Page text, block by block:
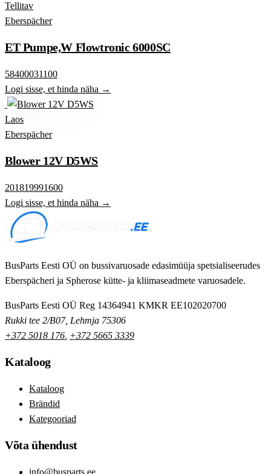
Tellitav
Eberspächer
ET Pumpe,W Flowtronic 6000SC
58400031100
Logi sisse, et hinda näha →
Laos
Eberspächer
Blower 12V D5WS
201819991600
Logi sisse, et hinda näha →
BusParts Eesti OÜ on bussivaruosade edasimüüja spetsialiseerudes
Eberspächeri ja Spherose kütte- ja kliimaseadmete varuosadele.
BusParts Eesti OÜ Reg 14364941 KMKR EE102020700
Rukki tee 2/B07, Lehmja 75306
+372 5018 176 +372 5665 3339
Kataloog
Kataloog
Brändid
Kategooriad
Võta ühendust
info@busparts.ee